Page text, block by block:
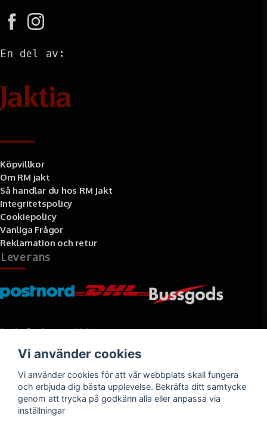
En del av:
Köpvillkor
Om RM jakt
Så handlar du hos RM Jakt
Integritetspolicy
Cookiepolicy
Vanliga Frågor
Reklamation och retur
Leverans
Betalningssätt
Vi använder cookies
Vi använder cookies för att vår webbplats skall fungera
och erbjuda dig bästa upplevelse. Bekräfta ditt samtycke
genom att trycka på godkänn alla eller anpassa via
inställningar